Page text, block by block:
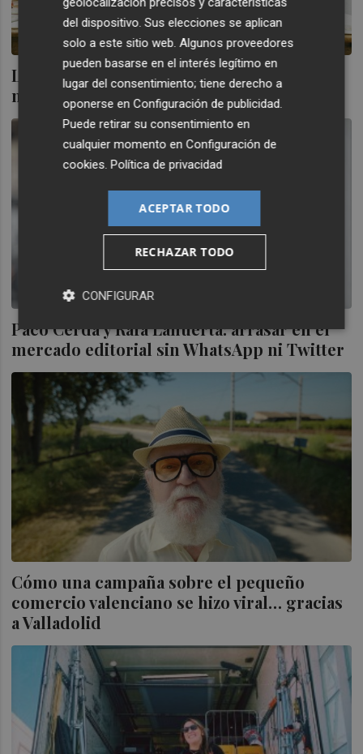
Las alfombras de Haizea Nájera: creación
más allá de la industria de la moda
Paco Cerdà y Rafa Lahuerta: arrasar en el
mercado editorial sin WhatsApp ni Twitter
Cómo una campaña sobre el pequeño
comercio valenciano se hizo viral… gracias
a Valladolid
del dispositivo. Sus elecciones se aplican
solo a este sitio web. Algunos proveedores
pueden basarse en el interés legítimo en
lugar del consentimiento; tiene derecho a
oponerse enConfiguración de publicidad.
Puede retirar su consentimiento en
cualquier momento enConfiguración de
cookies.Política de privacidad
ACEPTAR TODO
RECHAZAR TODO
CONFIGURAR